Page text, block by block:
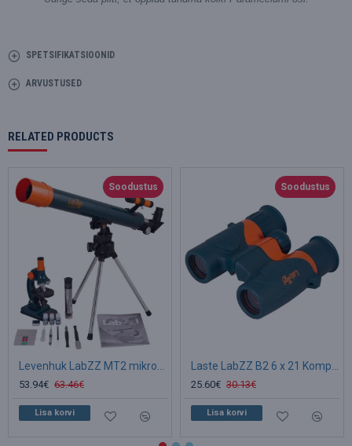
SPETSIFIKATSIOONID
ARVUSTUSED
RELATED PRODUCTS
Soodustus
53.94€ 63.46€
Lisa korvi
Soodustus
25.60€ 30.13€
Lisa korvi